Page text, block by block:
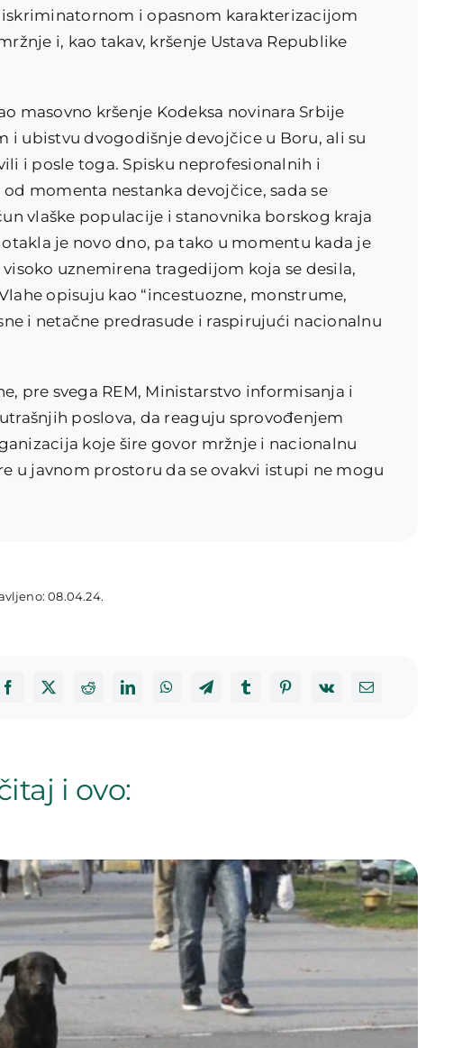
i opasnom karakterizacijom
i, kao takav, kršenje Ustava Republike
masovno kršenje Kodeksa novinara Srbije
i ubistvu dvogodišnje devojčice u Boru, ali su
i posle toga. Spisku neprofesionalnih i
momenta nestanka devojčice, sada se
vlaške populacije i stanovnika borskog kraja
je novo dno, pa tako u momentu kada je
uznemirena tragedijom koja se desila,
opisuju kao “incestuozne, monstrume,
i netačne predrasude i raspirujući nacionalnu
pre svega REM, Ministarstvo informisanja i
poslova, da reaguju sprovođenjem
koje šire govor mržnje i nacionalnu
u javnom prostoru da se ovakvi istupi ne mogu
08.04.24.
i ovo: